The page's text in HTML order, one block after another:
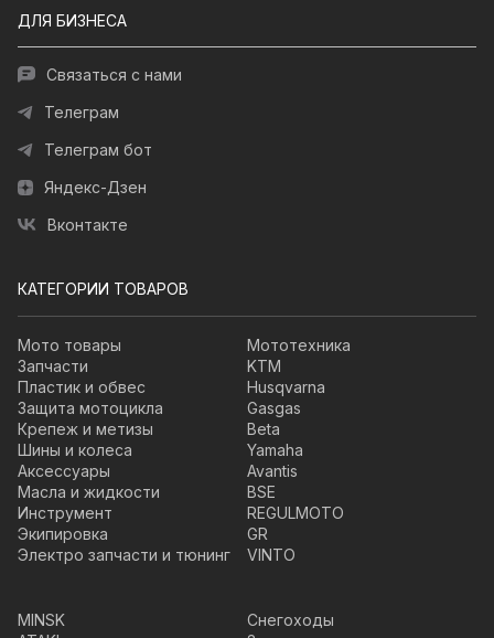
ДЛЯ БИЗНЕСА
Связаться с нами
Телеграм
Телеграм бот
Яндекс-Дзен
Вконтакте
КАТЕГОРИИ ТОВАРОВ
Мото товары
Запчасти
Пластик и обвес
Защита мотоцикла
Крепеж и метизы
Шины и колеса
Аксессуары
Масла и жидкости
Инструмент
Экипировка
Электро запчасти и тюнинг
Мототехника
KTM
Husqvarna
Gasgas
Beta
Yamaha
Avantis
BSE
REGULMOTO
GR
VINTO
MINSK
Снегоходы